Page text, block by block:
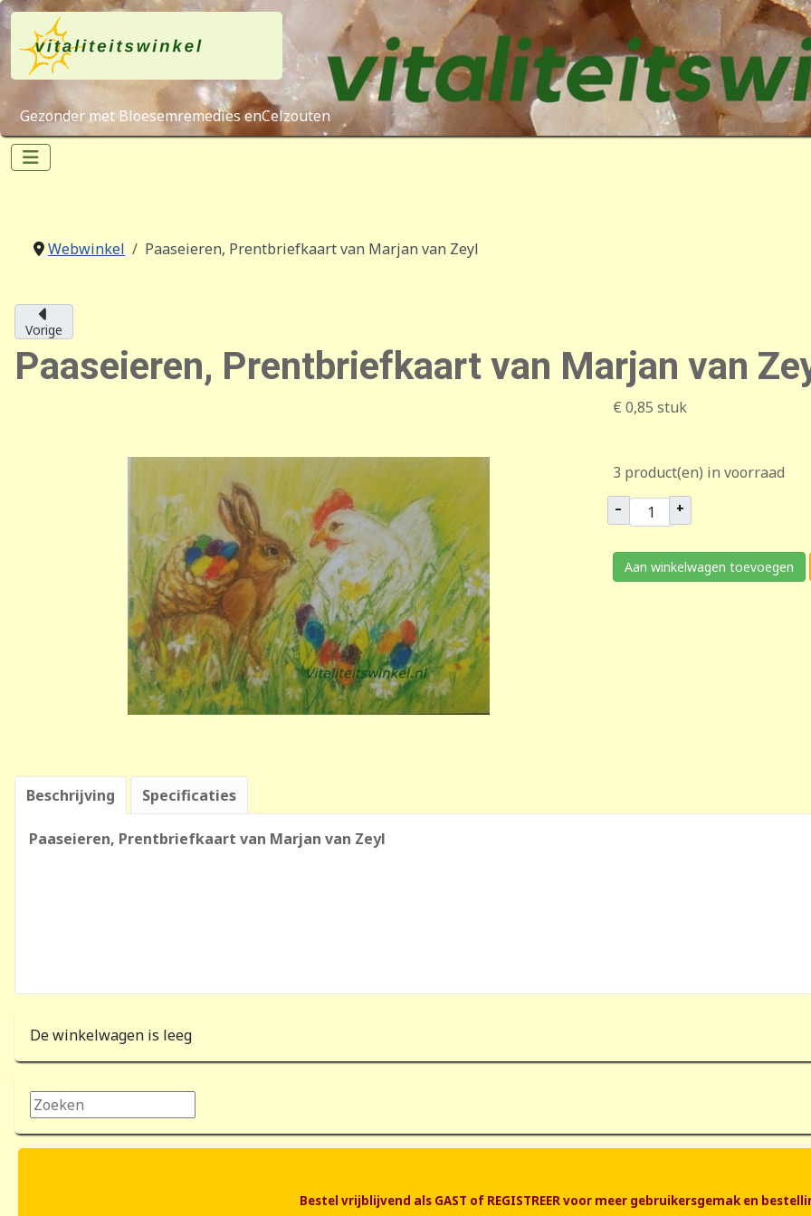
Gezonder met Bloesemremedies enCelzouten
Webwinkel Paaseieren, Prentbriefkaart van Marjan van Zeyl
Vorige
Paaseieren, Prentbriefkaart van Marjan van
€ 0,85 stuk
3 product(en) in voorraad
– +
Aan winkelwagen toevoegen
Beschrijving Specificaties
Paaseieren, Prentbriefkaart van Marjan van Zeyl
De winkelwagen is leeg
Zoeken...
Bestel vrijblijvend als GAST of REGISTREER voor meer gebruikersgemak en